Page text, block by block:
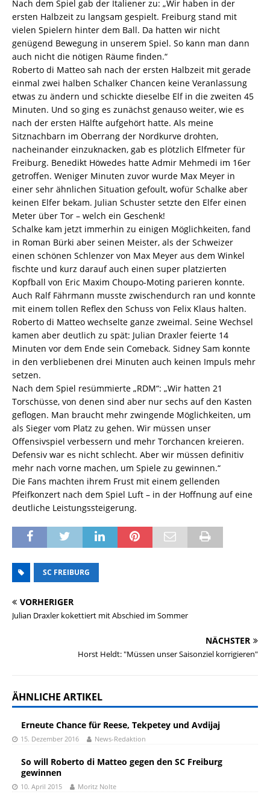
Nach dem Spiel gab der Italiener zu: „Wir haben in der
ersten Halbzeit zu langsam gespielt. Freiburg stand mit
vielen Spielern hinter dem Ball. Da hatten wir nicht
genügend Bewegung in unserem Spiel. So kann man dann
auch nicht die nötigen Räume finden.“
Roberto di Matteo sah nach der ersten Halbzeit mit gerade
einmal zwei halben Schalker Chancen keine Veranlassung
etwas zu ändern und schickte dieselbe Elf in die zweiten 45
Minuten. Und so ging es zunächst genauso weiter, wie es
nach der ersten Hälfte aufgehört hatte. Als meine
Sitznachbarn im Oberrang der Nordkurve drohten,
nacheinander einzuknacken, gab es plötzlich Elfmeter für
Freiburg. Benedikt Höwedes hatte Admir Mehmedi im 16er
getroffen. Weniger Minuten zuvor wurde Max Meyer in
einer sehr ähnlichen Situation gefoult, wofür Schalke aber
keinen Elfer bekam. Julian Schuster setzte den Elfer einen
Meter über Tor – welch ein Geschenk!
Schalke kam jetzt immerhin zu einigen Möglichkeiten, fand
in Roman Bürki aber seinen Meister, als der Schweizer
einen schönen Schlenzer von Max Meyer aus dem Winkel
fischte und kurz darauf auch einen super platzierten
Kopfball von Eric Maxim Choupo-Moting parieren konnte.
Auch Ralf Fährmann musste zwischendurch ran und konnte
mit einem tollen Reflex den Schuss von Felix Klaus halten.
Roberto di Matteo wechselte ganze zweimal. Seine Wechsel
kamen aber deutlich zu spät: Julian Draxler feierte 14
Minuten vor dem Ende sein Comeback. Sidney Sam konnte
in den verbliebenen drei Minuten auch keinen Impuls mehr
setzen.
Nach dem Spiel resümmierte „RDM“: „Wir hatten 21
Torschüsse, von denen sind aber nur sechs auf den Kasten
geflogen. Man braucht mehr zwingende Möglichkeiten, um
als Sieger vom Platz zu gehen. Wir müssen unser
Offensivspiel verbessern und mehr Torchancen kreieren.
Defensiv war es nicht schlecht. Aber wir müssen definitiv
mehr nach vorne machen, um Spiele zu gewinnen.“
Die Fans machten ihrem Frust mit einem gellenden
Pfeifkonzert nach dem Spiel Luft – in der Hoffnung auf eine
deutliche Leistungssteigerung.
SC FREIBURG
VORHERIGER
Julian Draxler kokettiert mit Abschied im Sommer
NÄCHSTER
Horst Heldt: "Müssen unser Saisonziel korrigieren"
ÄHNLICHE ARTIKEL
Erneute Chance für Reese, Tekpetey und Avdijaj
15. Dezember 2016 News-Redaktion
So will Roberto di Matteo gegen den SC Freiburg
gewinnen
10. April 2015 Moritz Nolte